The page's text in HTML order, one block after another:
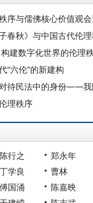
序与儒佛核心价值观会
建数字化世界的伦理
“六伦”的新建构
理秩序
陈行之
郑永年
丁学良
曹林
傅国涌
陈嘉映